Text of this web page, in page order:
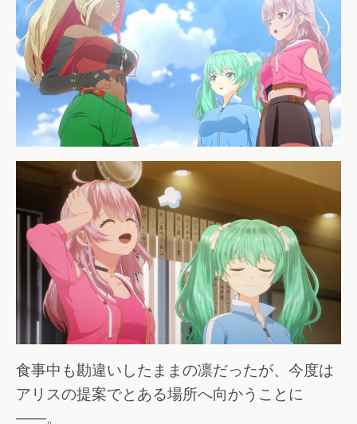
食事中も勘違いしたままの凛だったが、今度は
アリスの提案でとある場所へ向かうことに
――。